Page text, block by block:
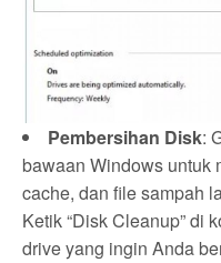
Pembersihan Disk:
bawaan Windows untuk
cache, dan file sampah
Ketik “Disk Cleanup” di
drive yang ingin Anda